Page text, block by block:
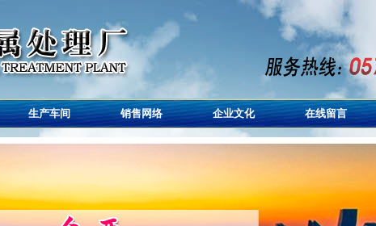
生产车间 销售网络 企业文化 在线留言